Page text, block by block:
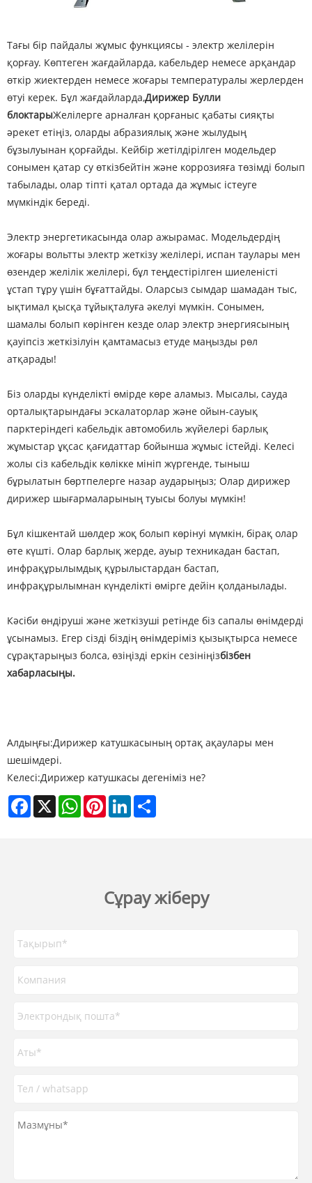
Тағы бір пайдалы жұмыс функциясы - электр желілерін
қорғау. Көптеген жағдайларда, кабельдер немесе арқандар
өткір жиектерден немесе жоғары температуралы жерлерден
өтуі керек. Бұл жағдайларда,Дирижер Булли
блоктарыЖелілерге арналған қорғаныс қабаты сияқты
әрекет етіңіз, оларды абразиялық және жылудың
бұзылуынан қорғайды. Кейбір жетілдірілген модельдер
сонымен қатар су өткізбейтін және коррозияға төзімді болып
табылады, олар тіпті қатал ортада да жұмыс істеуге
мүмкіндік береді.
Электр энергетикасында олар ажырамас. Модельдердің
жоғары вольтты электр жеткізу желілері, испан таулары мен
өзендер желілік желілері, бұл теңдестірілген шиеленісті
ұстап тұру үшін бұғаттайды. Оларсыз сымдар шамадан тыс,
ықтимал қысқа тұйықталуға әкелуі мүмкін. Сонымен,
шамалы болып көрінген кезде олар электр энергиясының
қауіпсіз жеткізілуін қамтамасыз етуде маңызды рөл
атқарады!
Біз оларды күнделікті өмірде көре аламыз. Мысалы, сауда
орталықтарындағы эскалаторлар және ойын-сауық
парктеріндегі кабельдік автомобиль жүйелері барлық
жұмыстар ұқсас қағидаттар бойынша жұмыс істейді. Келесі
жолы сіз кабельдік көлікке мініп жүргенде, тыныш
бұрылатын бөртпелерге назар аударыңыз; Олар дирижер
дирижер шығармаларының туысы болуы мүмкін!
Бұл кішкентай шөлдер жоқ болып көрінуі мүмкін, бірақ олар
өте күшті. Олар барлық жерде, ауыр техникадан бастап,
инфрақұрылымдық құрылыстардан бастап,
инфрақұрылымнан күнделікті өмірге дейін қолданылады.
Кәсіби өндіруші және жеткізуші ретінде біз сапалы өнімдерді
ұсынамыз. Егер сізді біздің өнімдеріміз қызықтырса немесе
сұрақтарыңыз болса, өзіңізді еркін сезініңізбізбен
хабарласыңы.
Алдыңғы:Дирижер катушкасының ортақ ақаулары мен
шешімдері.
Келесі:Дирижер катушкасы дегеніміз не?
Facebook
X WhatsAppPinterestLinkedIn
Сұрау жіберу